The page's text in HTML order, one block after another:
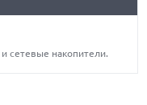
сетевые накопители.